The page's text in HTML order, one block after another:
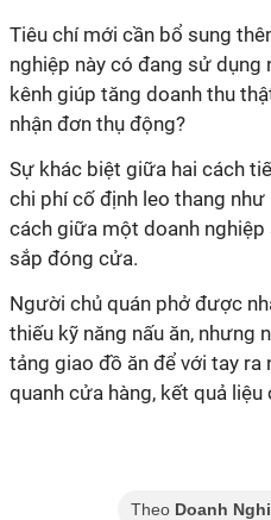
nghiệp này có đang sử
kênh giúp tăng doanh thu
chi phí cố định leo thang
cách giữa một doanh
thiếu kỹ năng nấu ăn, nhưng
tảng giao đồ ăn để với tay
Theo Doanh